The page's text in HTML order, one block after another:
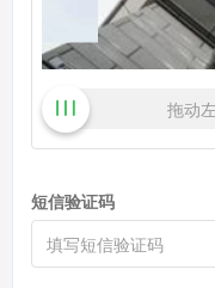
拖动
短信验证码